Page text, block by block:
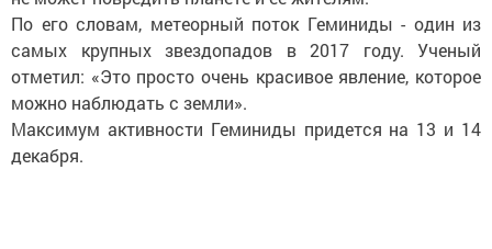
По его словам, метеорный поток Геминиды - один из
самых крупных звездопадов в 2017 году. Ученый
отметил: «Это просто очень красивое явление, которое
можно наблюдать с земли».
Максимум активности Геминиды придется на 13 и 14
декабря.